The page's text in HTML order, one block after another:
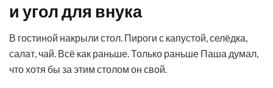
и угол для внука
В гостиной накрыли стол. Пироги с капустой, селёдка,
салат, чай. Всё как раньше. Только раньше Паша думал,
что хотя бы за этим столом он свой.